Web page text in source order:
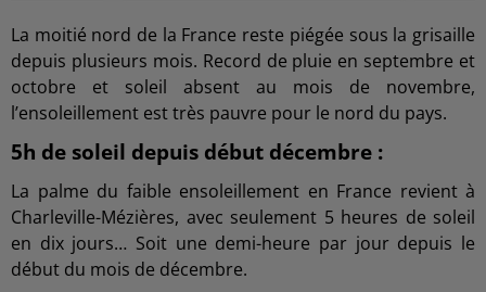
La moitié nord de la France reste piégée sous la grisaille
depuis plusieurs mois. Record de pluie en septembre et
octobre et soleil absent au mois de novembre,
l’ensoleillement est très pauvre pour le nord du pays.
5h de soleil depuis début décembre :
La palme du faible ensoleillement en France revient à
Charleville-Mézières, avec seulement 5 heures de soleil
en dix jours… Soit une demi-heure par jour depuis le
début du mois de décembre.